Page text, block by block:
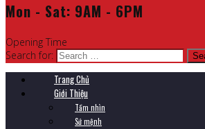
Mon - Sat: 9AM - 6PM
Opening Time
Search for:
Trang Chủ
Giới Thiệu
Tầm nhìn
Sứ mệnh